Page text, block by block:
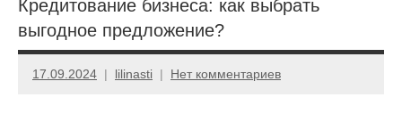
Кредитование бизнеса: как выбрать
выгодное предложение?
17.09.2024 lilinasti Нет комментариев